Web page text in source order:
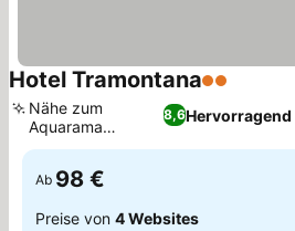
Hotel Tramontana2 Sterne
8,6Hervorragend
Nähe zum
Aquarama
Wasserpark
Ab 98 €
Preise von 4 Websites